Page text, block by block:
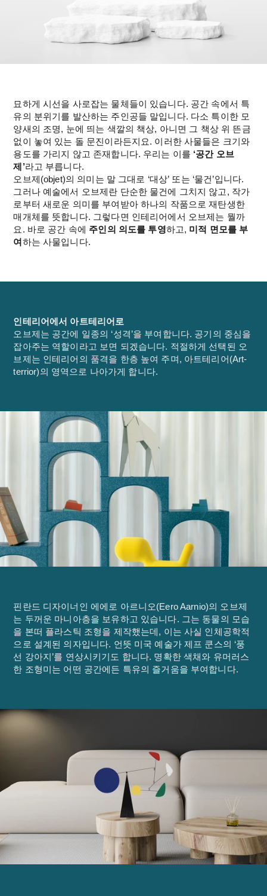
묘하게 시선을 사로잡는 물체들이 있습니다. 공간 속에서 특
유의 분위기를 발산하는 주인공들 말입니다. 다소 특이한 모
양새의 조명, 눈에 띄는 색깔의 책상, 아니면 그 책상 위 뜬금
없이 놓여 있는 돌 문진이라든지요. 이러한 사물들은 크기와
용도를 가리지 않고 존재합니다. 우리는 이를 ‘공간 오브
제’라고 부릅니다.
오브제(objet)의 의미는 말 그대로 ‘대상’ 또는 ‘물건’입니다.
그러나 예술에서 오브제란 단순한 물건에 그치지 않고, 작가
로부터 새로운 의미를 부여받아 하나의 작품으로 재탄생한
매개체를 뜻합니다. 그렇다면 인테리어에서 오브제는 뭘까
요. 바로 공간 속에 주인의 의도를 투영하고, 미적 면모를 부
여하는 사물입니다.
인테리어에서 아트테리어로
오브제는 공간에 일종의 ‘성격’을 부여합니다. 공기의 중심을
잡아주는 역할이라고 보면 되겠습니다. 적절하게 선택된 오
브제는 인테리어의 품격을 한층 높여 주며, 아트테리어(Art-
terrior)의 영역으로 나아가게 합니다.
핀란드 디자이너인 에에로 아르니오(Eero Aarnio)의 오브제
는 두꺼운 마니아층을 보유하고 있습니다. 그는 동물의 모습
을 본떠 플라스틱 조형을 제작했는데, 이는 사실 인체공학적
으로 설계된 의자입니다. 언뜻 미국 예술가 제프 쿤스의 ‘풍
선 강아지’를 연상시키기도 합니다. 명확한 색채와 유머러스
한 조형미는 어떤 공간에든 특유의 즐거움을 부여합니다.